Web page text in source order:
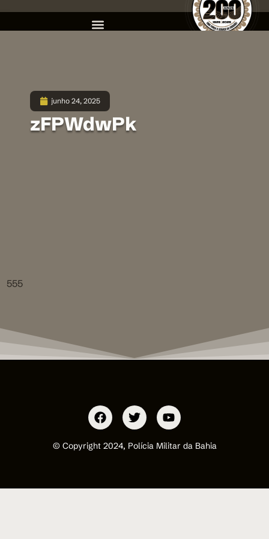
junho 24, 2025
zFPWdwPk
555
© Copyright 2024, Polícia Militar da Bahia